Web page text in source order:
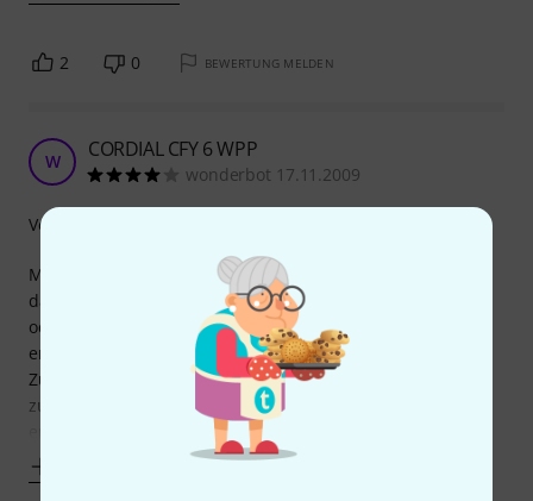
2 0 BEWERTUNG MELDEN
W CORDIAL CFY 6 WPP
wonderbot 17.11.2009
Mit Dingen wie einem Miniklinke-Klinke-Adapterkabel ist
das so eine Sache. Es ist schnell eines zusammengelötet
oder mittels diverser Adapter zusammengesteckt, das
erstmal funktioniert. Aber ein Kabel mit einer vernünftigen
Zugentlastung, das auch nach einigen Jahren noch
zuverlässig funktioniert, ist auch für mit dem Lötkolben
erfahrene schwer hinzukriegen.
Verarbeitung